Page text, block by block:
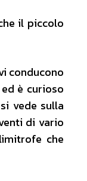
il piccolo
conducono
è curioso
vede sulla
di vario
che